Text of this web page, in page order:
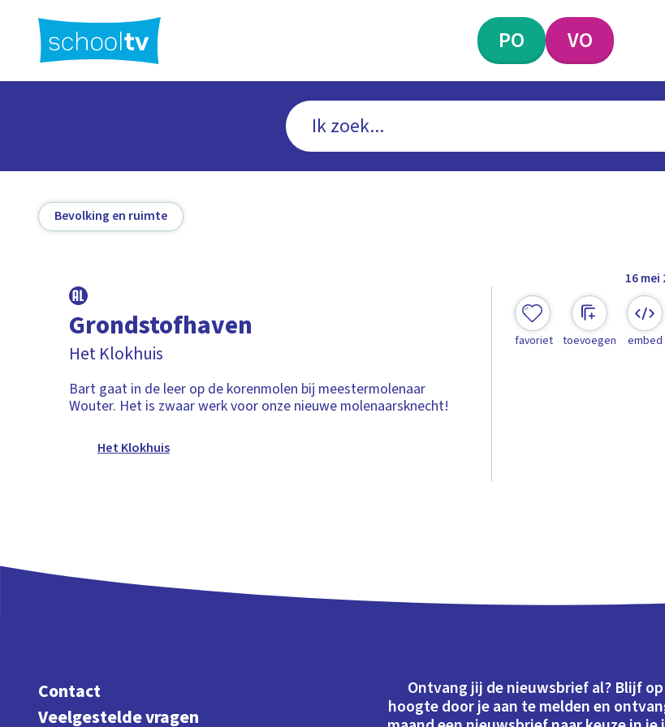
hoofdinhoud
PO VO
Bevolking en ruimte
16 mei
Grondstofhaven
Het Klokhuis
Bart gaat in de leer op de korenmolen bij meestermolenaar
Wouter. Het is zwaar werk voor onze nieuwe molenaarsknecht!
Het Klokhuis
favoriet toevoegen embed
Contact
Veelgestelde vragen
Ontvang jij de nieuwsbrief al? Blijf
hoogte door je aan te melden en